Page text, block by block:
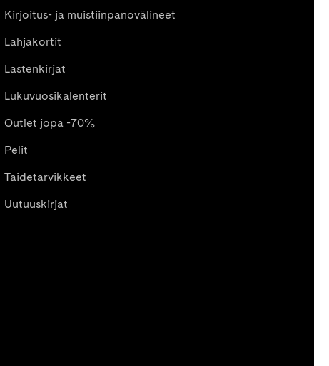
Kirjoitus- ja muistiinpanovälineet
Lahjakortit
Lastenkirjat
Lukuvuosikalenterit
Outlet jopa -70%
Pelit
Taidetarvikkeet
Uutuuskirjat